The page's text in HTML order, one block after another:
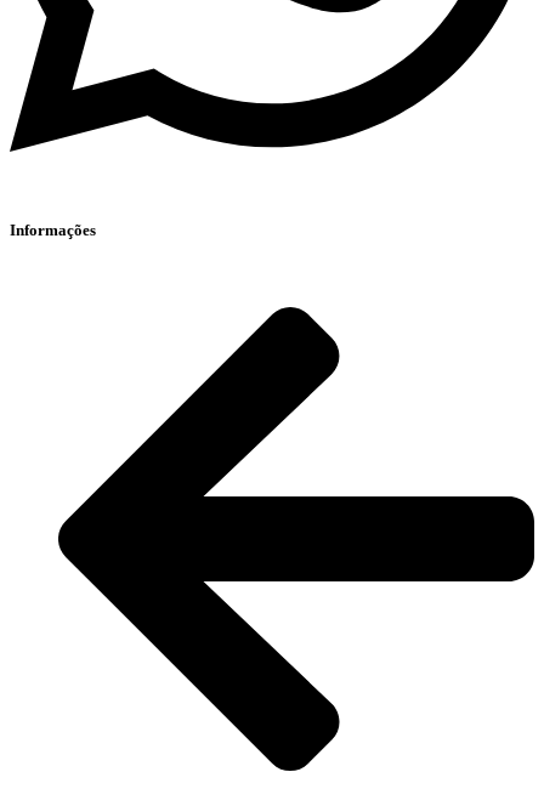
Informações